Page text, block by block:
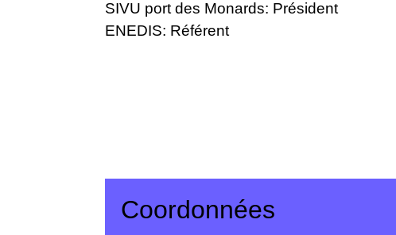
SIVU port des Monards: Président
ENEDIS: Référent
Coordonnées